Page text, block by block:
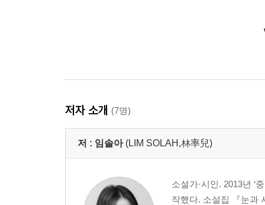
저자 소개 (7명)
저 : 임솔아 (LIM SOLAH,林率兒)
소설가·시인. 2013년 ‘
작했다. 소설집 『눈과